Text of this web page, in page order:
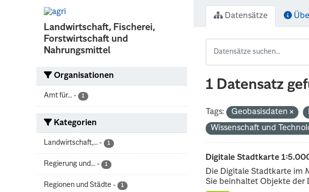
Landwirtschaft, Fischerei,
Forstwirtschaft und
Nahrungsmittel
Organisationen
Amt für... - 1
Kategorien
Landwirtschaft,... - 1
Regierung und... - 1
Regionen und Städte - 1
Datensätze
1 Datensatz
Tags: Geobasisdaten
Wissenschaft und
Digitale Stadtkarte
Die Digitale Stadtkarte im
Sie beinhaltet Objekte der